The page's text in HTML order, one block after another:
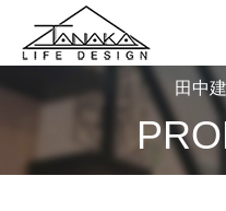
田中